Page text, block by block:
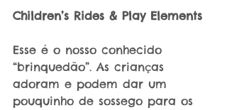
Children’s Rides & Play Elements
Esse é o nosso conhecido
“brinquedão”. As crianças
adoram e podem dar um
pouquinho de sossego para os